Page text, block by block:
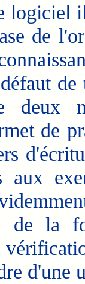
il
de
deux
de
aux
de la